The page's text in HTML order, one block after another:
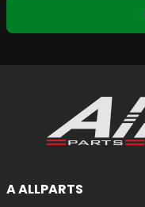
A ALLPARTS